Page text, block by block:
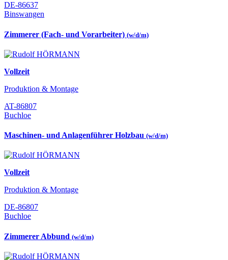
DE-86637
Binswangen
Zimmerer (Fach- und Vorarbeiter) (w/d/m)
Vollzeit
Produktion & Montage
AT-86807
Buchloe
Maschinen- und Anlagenführer Holzbau (w/d/m)
Vollzeit
Produktion & Montage
DE-86807
Buchloe
Zimmerer Abbund (w/d/m)